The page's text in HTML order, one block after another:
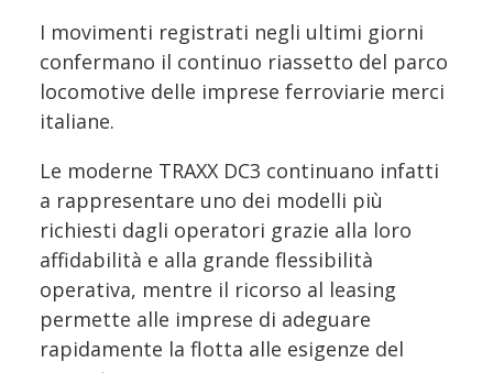
I movimenti registrati negli ultimi giorni
confermano il continuo riassetto del parco
locomotive delle imprese ferroviarie merci
italiane.
Le moderne TRAXX DC3 continuano infatti
a rappresentare uno dei modelli più
richiesti dagli operatori grazie alla loro
affidabilità e alla grande flessibilità
operativa, mentre il ricorso al leasing
permette alle imprese di adeguare
rapidamente la flotta alle esigenze del